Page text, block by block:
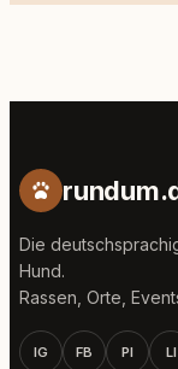
Die
Hund.
Rassen, Orte,
IG FB PI LI